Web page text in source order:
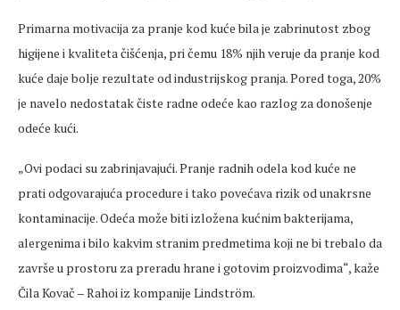
Primarna motivacija za pranje kod kuće bila je zabrinutost zbog
higijene i kvaliteta čišćenja, pri čemu 18% njih veruje da pranje kod
kuće daje bolje rezultate od industrijskog pranja. Pored toga, 20%
je navelo nedostatak čiste radne odeće kao razlog za donošenje
odeće kući.
„Ovi podaci su zabrinjavajući. Pranje radnih odela kod kuće ne
prati odgovarajuća procedure i tako povećava rizik od unakrsne
kontaminacije. Odeća može biti izložena kućnim bakterijama,
alergenima i bilo kakvim stranim predmetima koji ne bi trebalo da
završe u prostoru za preradu hrane i gotovim proizvodima“, kaže
Čila Kovač – Rahoi iz kompanije Lindström.